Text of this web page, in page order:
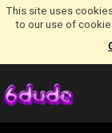
This site uses
to our use of